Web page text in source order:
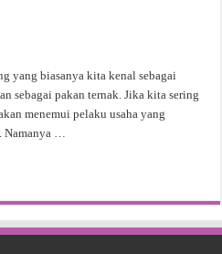
yang biasanya kita kenal sebagai
sebagai pakan ternak. Jika kita sering
menemui pelaku usaha yang
Namanya …